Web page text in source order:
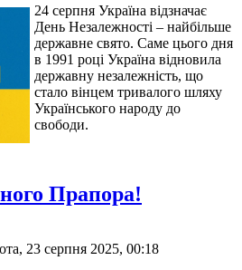
24 серпня Україна відзначає
День Незалежності – найбільше
державне свято. Саме цього дня
в 1991 році Україна відновила
державну незалежність, що
стало вінцем тривалого шляху
Українського народу до
свободи.
Прапора!
23 серпня 2025, 00:18